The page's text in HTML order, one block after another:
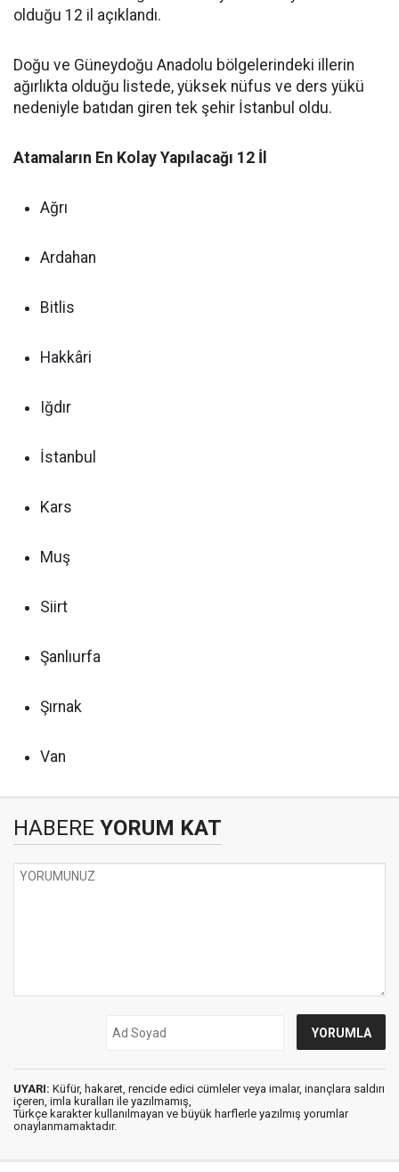
olduğu 12 il açıklandı.
Doğu ve Güneydoğu Anadolu bölgelerindeki illerin
ağırlıkta olduğu listede, yüksek nüfus ve ders yükü
nedeniyle batıdan giren tek şehir İstanbul oldu.
Atamaların En Kolay Yapılacağı 12 İl
Ağrı
Ardahan
Bitlis
Hakkâri
Iğdır
İstanbul
Kars
Muş
Siirt
Şanlıurfa
Şırnak
Van
HABERE YORUM KAT
UYARI: Küfür, hakaret, rencide edici cümleler veya imalar, inançlara saldırı
içeren, imla kuralları ile yazılmamış,
Türkçe karakter kullanılmayan ve büyük harflerle yazılmış yorumlar
onaylanmamaktadır.